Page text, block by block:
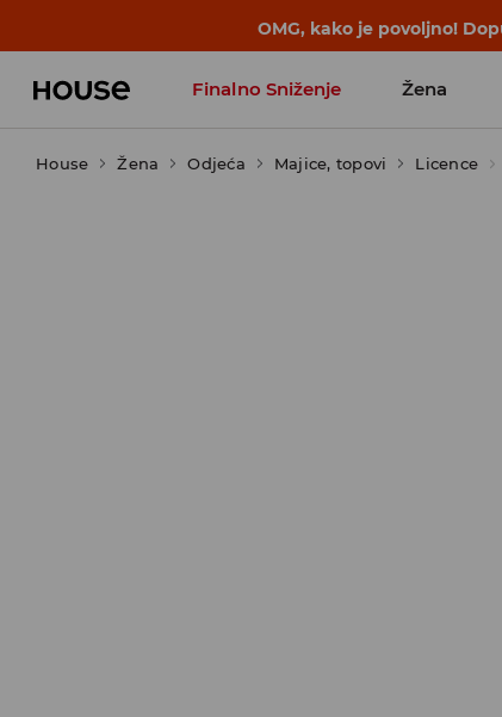
BACK TO SCHOOL 📒Najbolje
Finalno Sniženje Žena
House Žena Odjeća Majice, topovi Licence